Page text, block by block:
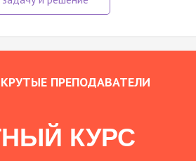
КРУТЫЕ ПРЕПОДАВАТЕЛИ
КУРС